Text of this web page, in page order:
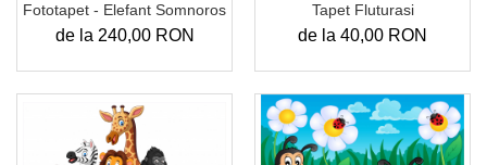
Fototapet - Elefant Somnoros
de la 240,00 RON
Tapet Fluturasi
de la 40,00 RON